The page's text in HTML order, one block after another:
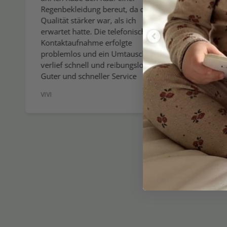
Regenbekleidung bereut, da die
Qualität stärker war, als ich
erwartet hatte. Die telefonische
Kontaktaufnahme erfolgte
problemlos und ein Umtausch
verlief schnell und reibungslos.
Guter und schneller Service
VIVI
wenn
Sie